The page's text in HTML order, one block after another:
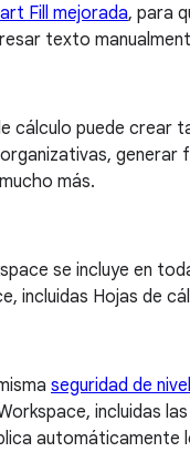
Fill mejorada, para
texto
cálculo puede crear
más.
se incluye en
incluidas Hojas de
seguridad de
incluidas
automáticamente